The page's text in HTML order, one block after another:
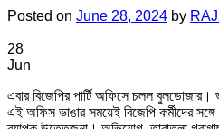
Posted on June 28, 2024 by
28
Jun
এবার বিজেপির পার্টি অফিসে চলল বুলডোজার।
এই অফিস ভাঙার সময়েই বিজেপি কর্মীদের